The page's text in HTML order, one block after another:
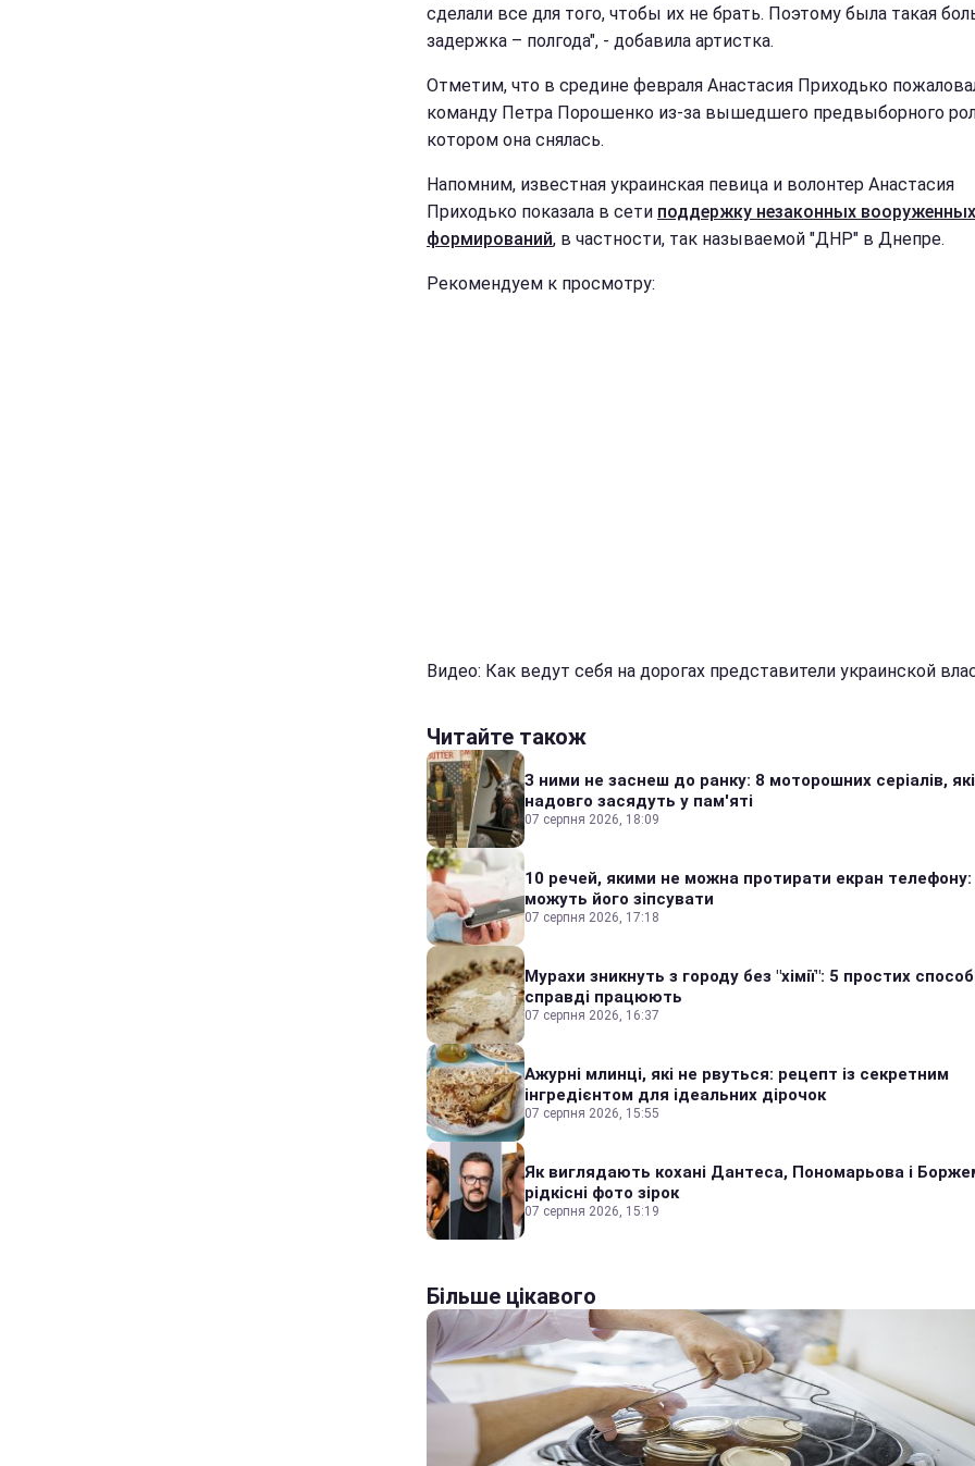
сделали все для того, чтобы их не брать. Поэтому была такая
задержка – полгода", - добавила артистка.
Отметим, что в средине февраля Анастасия Приходько
команду Петра Порошенко из-за вышедшего предвыборного
котором она снялась.
Напомним, известная украинская певица и волонтер Анастасия
Приходько показала в сети поддержку незаконных вооруженных
формирований, в частности, так называемой "ДНР" в Днепре.
Рекомендуем к просмотру:
Видео: Как ведут себя на дорогах представители украинской
Читайте також
З ними не заснеш до ранку: 8 моторошних серіалів, які
надовго засядуть у пам'яті
07 серпня 2026, 18:09
10 речей, якими не можна протирати екран телефону:
можуть його зіпсувати
07 серпня 2026, 17:18
Мурахи зникнуть з городу без "хімії": 5 простих
справді працюють
07 серпня 2026, 16:37
Ажурні млинці, які не рвуться: рецепт із секретним
інгредієнтом для ідеальних дірочок
07 серпня 2026, 15:55
Як виглядають кохані Дантеса, Пономарьова і
рідкісні фото зірок
07 серпня 2026, 15:19
Більше цікавого